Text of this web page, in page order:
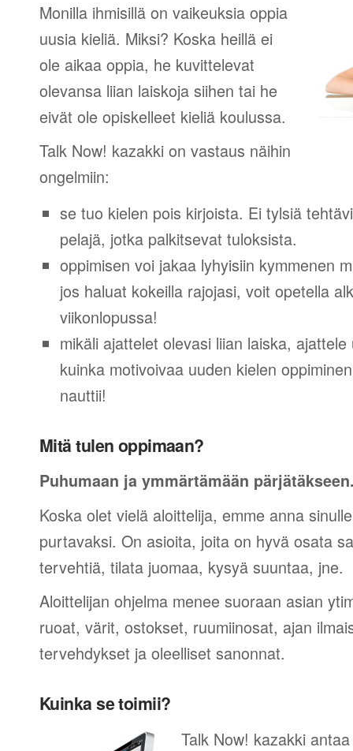
Monilla ihmisillä on vaikeuksia oppia
uusia kieliä. Miksi? Koska heillä ei
ole aikaa oppia, he kuvittelevat
olevansa liian laiskoja siihen tai he
eivät ole opiskelleet kieliä koulussa.
Talk Now! kazakki on vastaus näihin
ongelmiin:
se tuo kielen pois kirjoista. Ei tylsiä
pelajä, jotka palkitsevat tuloksista.
oppimisen voi jakaa lyhyisiin kymmenen
jos haluat kokeilla rajojasi, voit opetella
viikonlopussa!
mikäli ajattelet olevasi liian laiska,
kuinka motivoivaa uuden kielen
nauttii!
Mitä tulen oppimaan?
Puhumaan ja ymmärtämään
Koska olet vielä aloittelija, emme anna
purtavaksi. On asioita, joita on hyvä osata
tervehtiä, tilata juomaa, kysyä suuntaa, jne.
Aloittelijan ohjelma menee suoraan asian
ruoat, värit, ostokset, ruumiinosat, ajan
tervehdykset ja oleelliset sanonnat.
Kuinka se toimii?
Talk Now! kazakki